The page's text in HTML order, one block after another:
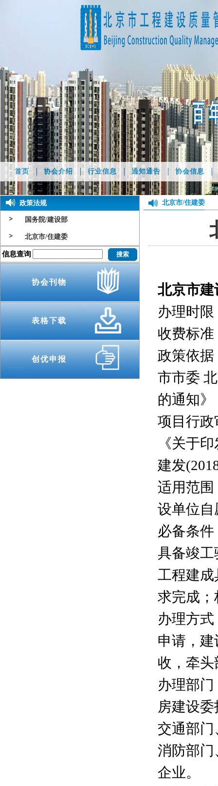
首页 协会介绍 行业信息 通知通告 协会信息
政策法规
国务院/建设部
北京市/住建委
信息查询
协会刊物
表格下载
创优申报
北京市/住建委
北京市
办理时
收费标
政策依
市市委
的通知
项目行政
《关于
建发
适用范
设单位
必备条
具备竣
工程建
求完成
办理方
申请，
收，牵
办理部
房建设
交通部
消防部
企业。